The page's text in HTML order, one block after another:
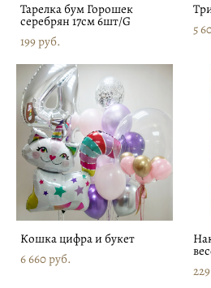
Тарелка бум Горошек
серебрян 17см 6шт/G
199 pуб.
5
Кошка цифра и букет
6 660 pуб.